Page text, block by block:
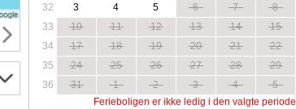
32
3 4 5 6 7 8
33
10 11 12 13 14 15
34
17 18 19 20 21 22
35
24 25 26 27 28 29
36
31 1 2 3 4 5
Ferieboligen er ikke ledig i den valgte periode.